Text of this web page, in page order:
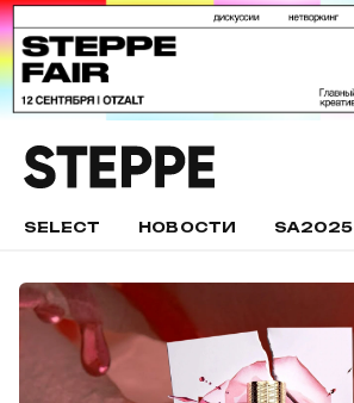
SELECT НОВОСТИ SA2025